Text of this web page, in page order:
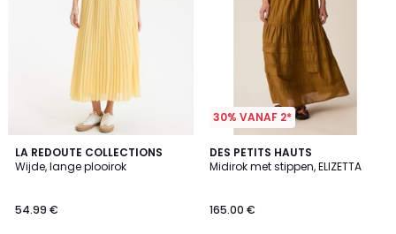
LA REDOUTE COLLECTIONS
Wijde, lange plooirok
54.99 €
3.7
/ 5
30% VANAF 2*
DES PETITS HAUTS
Midirok met stippen, ELIZETTA
165.00 €